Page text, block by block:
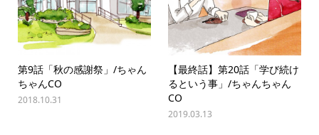
第9話「秋の感謝祭」/ちゃん
ちゃんCO
2018.10.31
【最終話】第20話「学び続け
るという事」/ちゃんちゃん
CO
2019.03.13